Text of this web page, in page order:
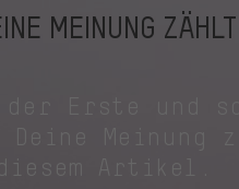
MEINUNG ZÄHLT
Deine Meinung zu
Artikel.